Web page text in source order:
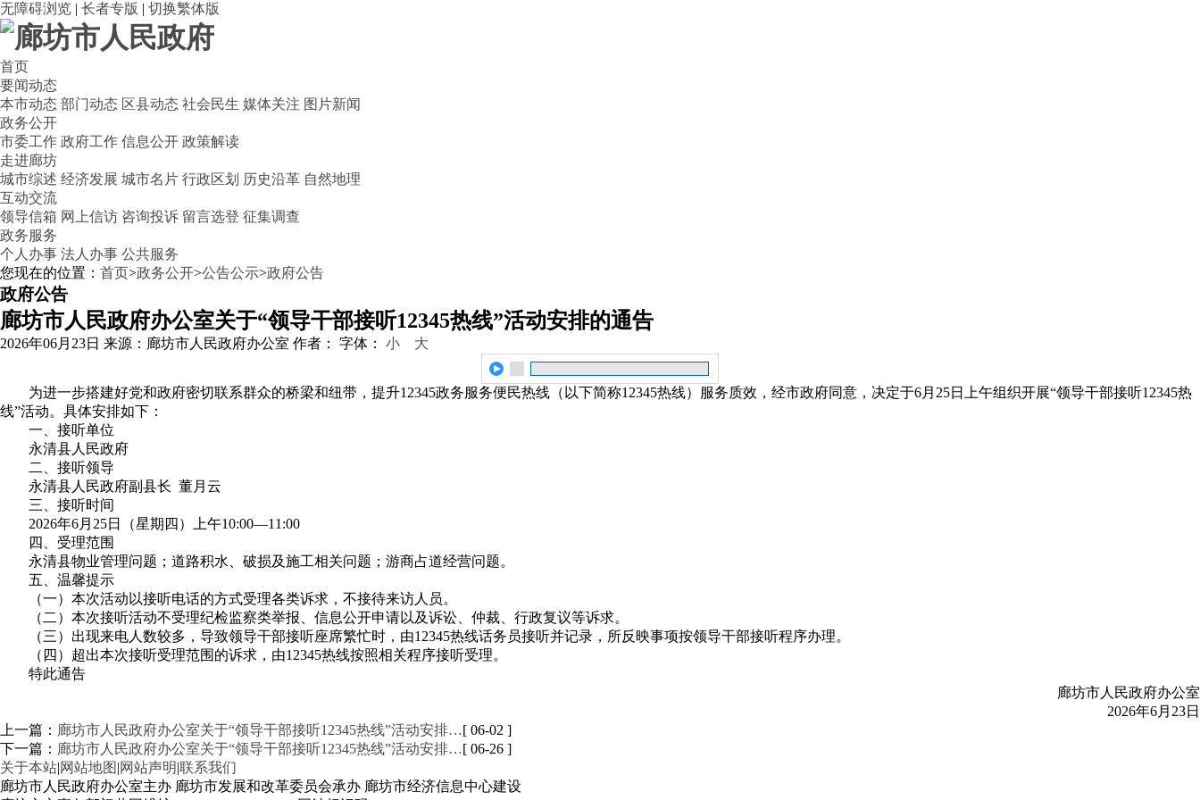
无障碍浏览 | 长者专版 | 切换繁体版
首页
要闻动态
本市动态 部门动态 区县动态 社会民生 媒体关注 图片新闻
政务公开
市委工作 政府工作 信息公开 政策解读
走进廊坊
城市综述 经济发展 城市名片 行政区划 历史沿革 自然地理
互动交流
领导信箱 网上信访 咨询投诉 留言选登 征集调查
政务服务
个人办事 法人办事 公共服务
您现在的位置： 首页>政务公开>公告公示>政府公告
政府公告
廊坊市人民政府办公室关于“领导干部接听12345热线”活动安排的通告
2026年06月23日 来源：廊坊市人民政府办公室 作者： 字体： 小 大
为进一步搭建好党和政府密切联系群众的桥梁和纽带，提升12345政务服务便民热线（以下简称12345热线）服务质效，经市政府同意，决定于6月25日上午组织开展“领导干部接听12345热
线”活动。具体安排如下：
一、接听单位
永清县人民政府
二、接听领导
永清县人民政府副县长 董月云
三、接听时间
2026年6月25日（星期四）上午10:00—11:00
四、受理范围
永清县物业管理问题；道路积水、破损及施工相关问题；游商占道经营问题。
五、温馨提示
（一）本次活动以接听电话的方式受理各类诉求，不接待来访人员。
（二）本次接听活动不受理纪检监察类举报、信息公开申请以及诉讼、仲裁、行政复议等诉求。
（三）出现来电人数较多，导致领导干部接听座席繁忙时，由12345热线话务员接听并记录，所反映事项按领导干部接听程序办理。
（四）超出本次接听受理范围的诉求，由12345热线按照相关程序接听受理。
特此通告
廊坊市人民政府办公室
2026年6月23日
上一篇： 廊坊市人民政府办公室关于“领导干部接听12345热线”活动安排…[ 06-02 ]
下一篇： 廊坊市人民政府办公室关于“领导干部接听12345热线”活动安排…[ 06-26 ]
关于本站|网站地图 |网站声明|联系我们
廊坊市人民政府办公室主办 廊坊市发展和改革委员会承办 廊坊市经济信息中心建设